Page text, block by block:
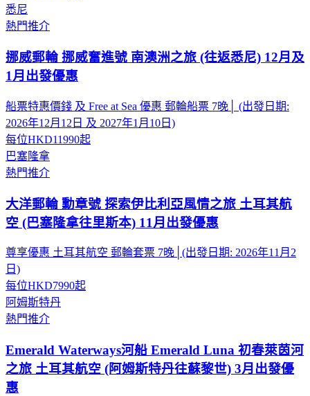
悉尼
熱門推介
挪威郵輪 挪威奮進號 南澳洲之旅 (往返悉尼) 12月及
1月出發優惠
船票特惠價錢 及 Free at Sea 優惠 郵輪船票 7晚│ (出發日期:
2026年12月12日 及 2027年1月10日)
每位HKD11990起
巴塞隆拿
熱門推介
大洋郵輪 勳章號 探索伊比利亞風情之旅 土耳其航
空 (巴塞隆拿往里斯本) 11月出發優惠
尊享優惠 土耳其航空 郵輪套票 7晚│(出發日期: 2026年11月2
日)
每位HKD7990起
阿姆斯特丹
熱門推介
Emerald Waterways河船 Emerald Luna 初春萊茵河
之旅 土耳其航空 (阿姆斯特丹往蘇黎世) 3月出發優
惠